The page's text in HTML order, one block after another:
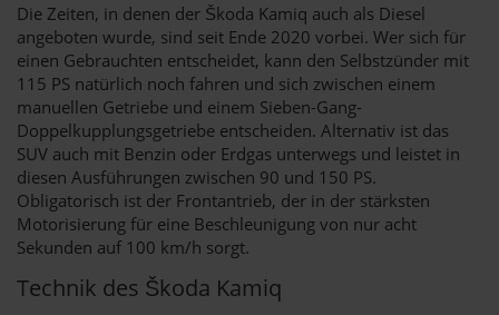
Die Zeiten, in denen der Škoda Kamiq auch als Diesel
angeboten wurde, sind seit Ende 2020 vorbei. Wer sich für
einen Gebrauchten entscheidet, kann den Selbstzünder mit
115 PS natürlich noch fahren und sich zwischen einem
manuellen Getriebe und einem Sieben-Gang-
Doppelkupplungsgetriebe entscheiden. Alternativ ist das
SUV auch mit Benzin oder Erdgas unterwegs und leistet in
diesen Ausführungen zwischen 90 und 150 PS.
Obligatorisch ist der Frontantrieb, der in der stärksten
Motorisierung für eine Beschleunigung von nur acht
Sekunden auf 100 km/h sorgt.
Technik des Škoda Kamiq